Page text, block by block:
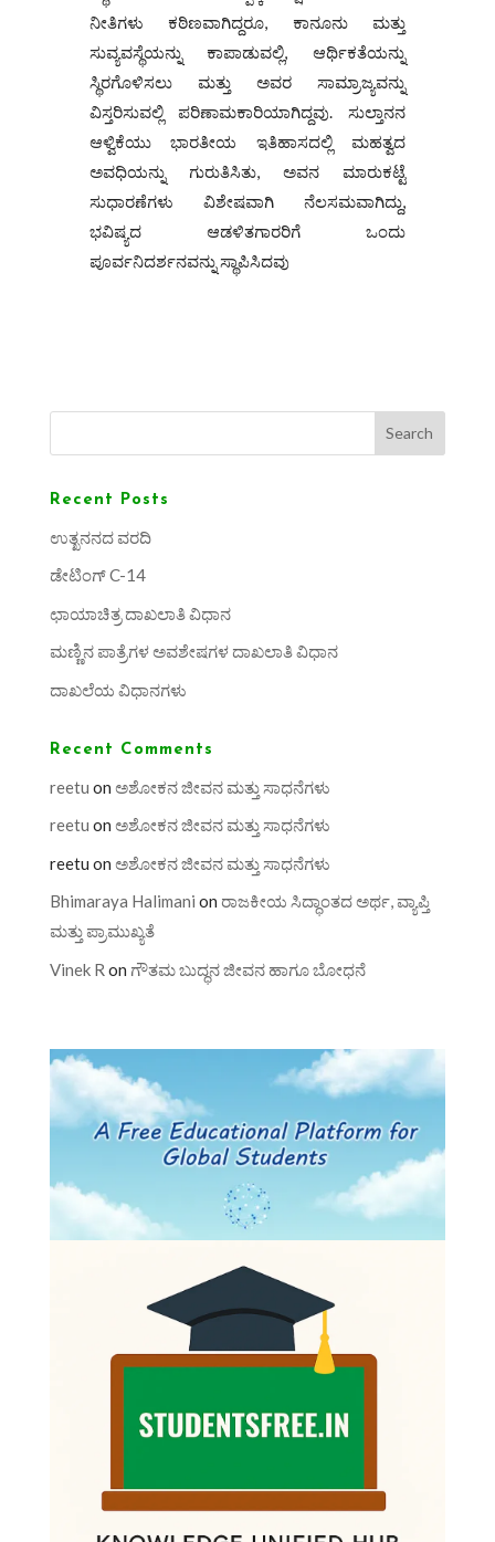
ನೀತಿಗಳು ಕಠಿಣವಾಗಿದ್ದರೂ, ಕಾನೂನು ಮತ್ತು
ಸುವ್ಯವಸ್ಥೆಯನ್ನು ಕಾಪಾಡುವಲ್ಲಿ, ಆರ್ಥಿಕತೆಯನ್ನು
ಸ್ಥಿರಗೊಳಿಸಲು ಮತ್ತು ಅವರ ಸಾಮ್ರಾಜ್ಯವನ್ನು
ವಿಸ್ತರಿಸುವಲ್ಲಿ ಪರಿಣಾಮಕಾರಿಯಾಗಿದ್ದವು. ಸುಲ್ತಾನನ
ಆಳ್ವಿಕೆಯು ಭಾರತೀಯ ಇತಿಹಾಸದಲ್ಲಿ ಮಹತ್ವದ
ಅವಧಿಯನ್ನು ಗುರುತಿಸಿತು, ಅವನ ಮಾರುಕಟ್ಟೆ
ಸುಧಾರಣೆಗಳು ವಿಶೇಷವಾಗಿ ನೆಲಸಮವಾಗಿದ್ದು,
ಭವಿಷ್ಯದ ಆಡಳಿತಗಾರರಿಗೆ ಒಂದು
ಪೂರ್ವನಿದರ್ಶನವನ್ನು ಸ್ಥಾಪಿಸಿದವು
Search
Recent Posts
ಉತ್ಖನನದ ವರದಿ
ಡೇಟಿಂಗ್ C-14
ಛಾಯಾಚಿತ್ರ ದಾಖಲಾತಿ ವಿಧಾನ
ಮಣ್ಣಿನ ಪಾತ್ರೆಗಳ ಅವಶೇಷಗಳ ದಾಖಲಾತಿ ವಿಧಾನ
ದಾಖಲೆಯ ವಿಧಾನಗಳು
Recent Comments
reetu on ಅಶೋಕನ ಜೀವನ ಮತ್ತು ಸಾಧನೆಗಳು
reetu on ಅಶೋಕನ ಜೀವನ ಮತ್ತು ಸಾಧನೆಗಳು
reetu on ಅಶೋಕನ ಜೀವನ ಮತ್ತು ಸಾಧನೆಗಳು
Bhimaraya Halimani on ರಾಜಕೀಯ ಸಿದ್ಧಾಂತದ ಅರ್ಥ, ವ್ಯಾಪ್ತಿ
ಮತ್ತು ಪ್ರಾಮುಖ್ಯತೆ
Vinek R on ಗೌತಮ ಬುದ್ಧನ ಜೀವನ ಹಾಗೂ ಬೋಧನೆ